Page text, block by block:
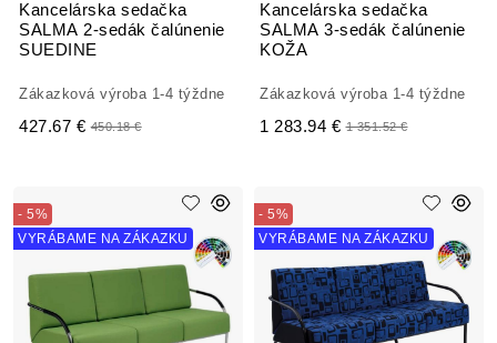
Kancelárska sedačka
SALMA 2-sedák čalúnenie
SUEDINE
Zákazková výroba 1-4 týždne
427.67 € 450.18 €
Kancelárska sedačka
SALMA 3-sedák čalúnenie
KOŽA
Zákazková výroba 1-4 týždne
1 283.94 € 1 351.52 €
- 5%
VYRÁBAME NA ZÁKAZKU
- 5%
VYRÁBAME NA ZÁKAZKU